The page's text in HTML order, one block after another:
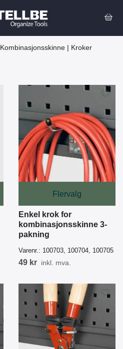
Kombinasjonsskinne | Kroker
Flervalg
Enkel krok for
kombinasjonsskinne 3-
pakning
Varenr.: 100703, 100704, 100705
49 kr inkl. mva.